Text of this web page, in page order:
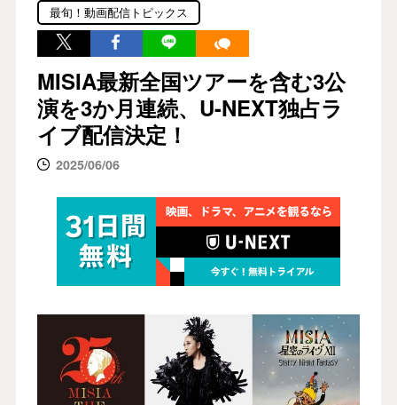
最旬！動画配信トピックス
MISIA最新全国ツアーを含む3公
演を3か月連続、U-NEXT独占ラ
イブ配信決定！
2025/06/06